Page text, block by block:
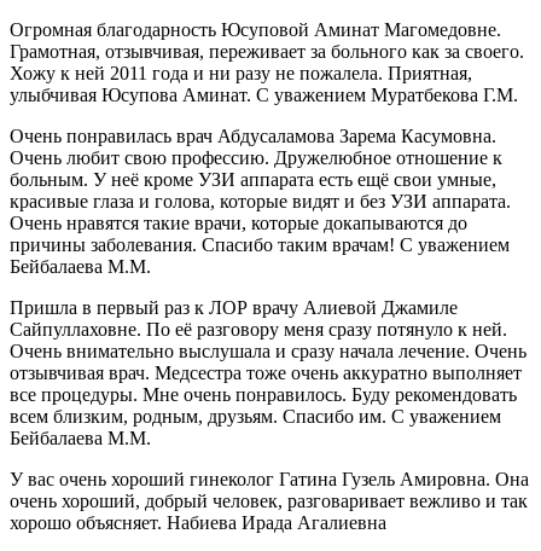
Огромная благодарность Юсуповой Аминат Магомедовне.
Грамотная, отзывчивая, переживает за больного как за своего.
Хожу к ней 2011 года и ни разу не пожалела. Приятная,
улыбчивая Юсупова Аминат. С уважением Муратбекова Г.М.
Очень понравилась врач Абдусаламова Зарема Касумовна.
Очень любит свою профессию. Дружелюбное отношение к
больным. У неё кроме УЗИ аппарата есть ещё свои умные,
красивые глаза и голова, которые видят и без УЗИ аппарата.
Очень нравятся такие врачи, которые докапываются до
причины заболевания. Спасибо таким врачам! С уважением
Бейбалаева М.М.
Пришла в первый раз к ЛОР врачу Алиевой Джамиле
Сайпуллаховне. По её разговору меня сразу потянуло к ней.
Очень внимательно выслушала и сразу начала лечение. Очень
отзывчивая врач. Медсестра тоже очень аккуратно выполняет
все процедуры. Мне очень понравилось. Буду рекомендовать
всем близким, родным, друзьям. Спасибо им. С уважением
Бейбалаева М.М.
У вас очень хороший гинеколог Гатина Гузель Амировна. Она
очень хороший, добрый человек, разговаривает вежливо и так
хорошо объясняет. Набиева Ирада Агалиевна